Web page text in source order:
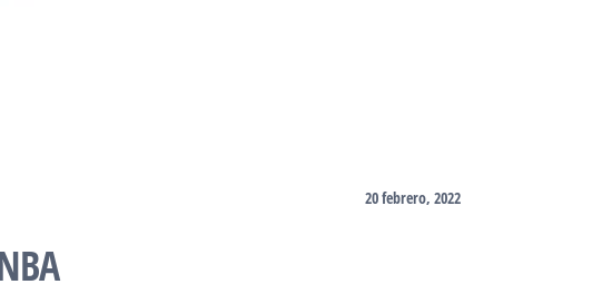
20 febrero, 2022